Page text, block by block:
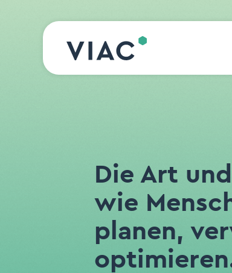
Die Art
wie
planen,